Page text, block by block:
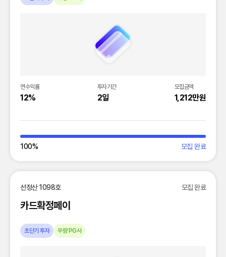
연수익률
12%
투자기간
2일
모집금액
1,212만원
100% 모집 완료
선정산 1098호 모집 완료
카드확정페이
초단기 투자 우량 PG사